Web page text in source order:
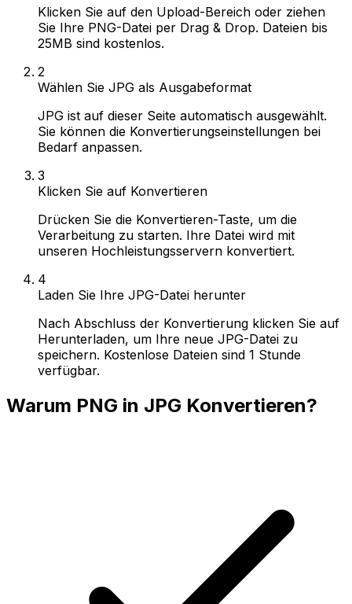
Klicken Sie auf den Upload-Bereich oder ziehen
Sie Ihre PNG-Datei per Drag & Drop. Dateien bis
25MB sind kostenlos.
2
Wählen Sie JPG als Ausgabeformat
JPG ist auf dieser Seite automatisch ausgewählt.
Sie können die Konvertierungseinstellungen bei
Bedarf anpassen.
3
Klicken Sie auf Konvertieren
Drücken Sie die Konvertieren-Taste, um die
Verarbeitung zu starten. Ihre Datei wird mit
unseren Hochleistungsservern konvertiert.
4
Laden Sie Ihre JPG-Datei herunter
Nach Abschluss der Konvertierung klicken Sie auf
Herunterladen, um Ihre neue JPG-Datei zu
speichern. Kostenlose Dateien sind 1 Stunde
verfügbar.
Warum PNG in JPG Konvertieren?